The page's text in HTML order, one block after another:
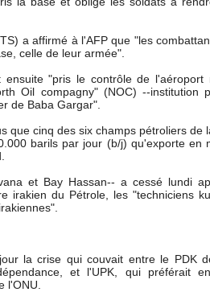
a affirmé à l'AFP que "les
celle de leur armée".
"pris le contrôle de l'aéroport
Oil compagny" (NOC) --institution
de Baba Gargar".
que cinq des six champs pétroliers de
barils par jour (b/j) qu'exporte en
et Bay Hassan-- a cessé lundi
irakien du Pétrole, les "techniciens
la crise qui couvait entre le PDK
et l'UPK, qui préférait
l'ONU.